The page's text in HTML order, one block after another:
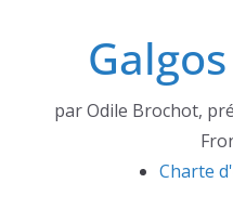
par Odile Brochot,
Charte